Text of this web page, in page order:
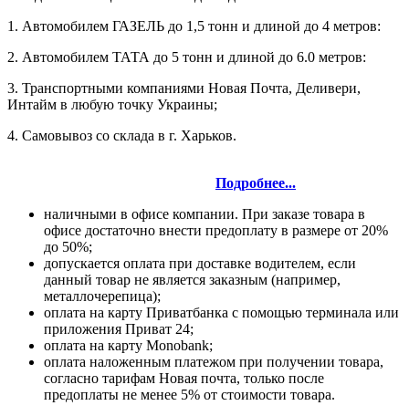
1. Автомобилем ГАЗЕЛЬ до 1,5 тонн и длиной до 4 метров:
2. Автомобилем ТАТА до 5 тонн и длиной до 6.0 метров:
3. Транспортными компаниями Новая Почта, Деливери,
Интайм в любую точку Украины;
4. Самовывоз со склада в г. Харьков.
Подробнее...
наличными в офисе компании. При заказе товара в
офисе достаточно внести предоплату в размере от 20%
до 50%;
допускается оплата при доставке водителем, если
данный товар не является заказным (например,
металлочерепица);
оплата на карту Приватбанка с помощью терминала или
приложения Приват 24;
оплата на карту Monobank;
оплата наложенным платежом при получении товара,
согласно тарифам Новая почта, только после
предоплаты не менее 5% от стоимости товара.